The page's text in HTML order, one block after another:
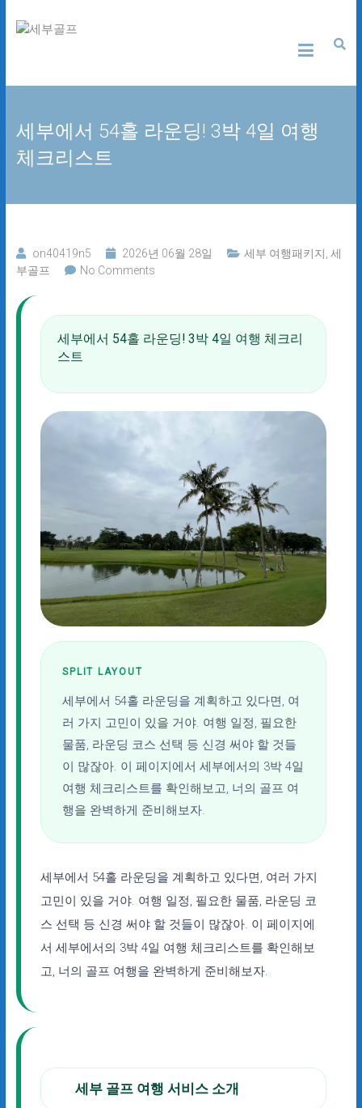
세
프
간
상
담
세부에서 54홀 라운딩! 3박 4일 여행
체크리스트
on40419n5 2026년 06월 28일 세부 여행패키지 세
부골프
No Comments
세부에서 54홀 라운딩! 3박 4일 여행 체크리
스트
SPLIT LAYOUT
세부에서 54홀 라운딩을 계획하고 있다면, 여
러 가지 고민이 있을 거야. 여행 일정, 필요한
물품, 라운딩 코스 선택 등 신경 써야 할 것들
이 많잖아. 이 페이지에서 세부에서의 3박 4일
여행 체크리스트를 확인해보고, 너의 골프 여
행을 완벽하게 준비해보자.
세부에서 54홀 라운딩을 계획하고 있다면, 여러 가지
고민이 있을 거야. 여행 일정, 필요한 물품, 라운딩 코
스 선택 등 신경 써야 할 것들이 많잖아. 이 페이지에
서 세부에서의 3박 4일 여행 체크리스트를 확인해보
고, 너의 골프 여행을 완벽하게 준비해보자.
세부 골프 여행 서비스 소개